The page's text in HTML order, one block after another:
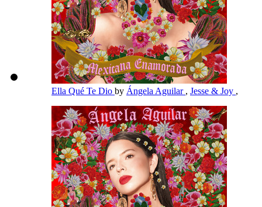
Ella Qué Te Dio by Ángela Aguilar , Jesse & Joy ,